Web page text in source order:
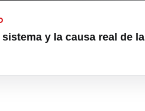
y la causa real de la